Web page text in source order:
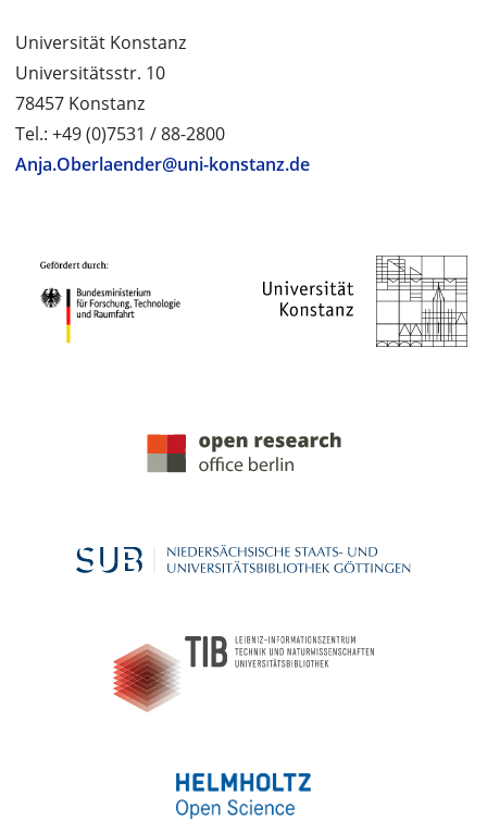
Universität Konstanz
Universitätsstr. 10
78457 Konstanz
Tel.: +49 (0)7531 / 88-2800
Anja.Oberlaender@uni-konstanz.de